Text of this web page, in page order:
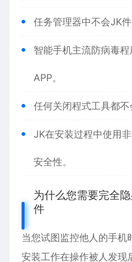
任务管理器中不会JK件
智能手机主流防病毒
APP。
任何关闭程式工具都不
JK在安装过程中使用
安全性。
为什么您需要完全
件
当您试图监控他人的手机
安装工作在操作被人发现